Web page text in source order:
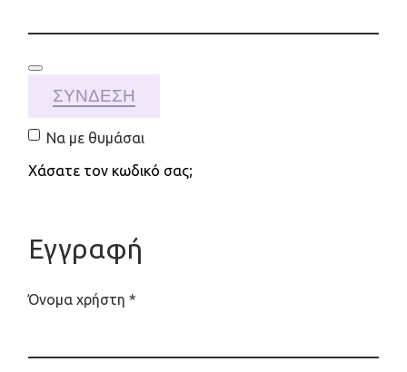
Να με θυμάσαι
ΣΎΝΔΕΣΗ
Χάσατε τον κωδικό σας;
Εγγραφή
Όνομα χρήστη*